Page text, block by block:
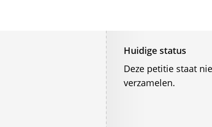
Huidige status
Deze petitie staat
verzamelen.